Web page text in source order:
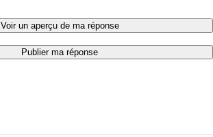
Voir un aperçu de ma réponse
Publier ma réponse